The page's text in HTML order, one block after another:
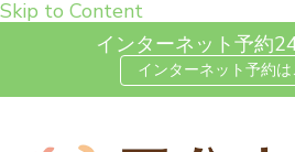
Skip to Content
インターネット予約
インターネット予約